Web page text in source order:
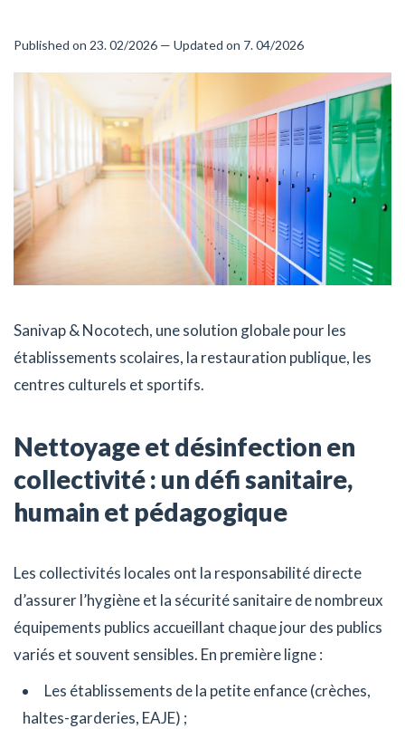
Published on 23. 02/2026 — Updated on 7. 04/2026
Sanivap & Nocotech, une solution globale pour les
établissements scolaires, la restauration publique, les
centres culturels et sportifs.
Nettoyage et désinfection en
collectivité : un défi sanitaire,
humain et pédagogique
Les collectivités locales ont la responsabilité directe
d’assurer l’hygiène et la sécurité sanitaire de nombreux
équipements publics accueillant chaque jour des publics
variés et souvent sensibles. En première ligne :
Les établissements de la petite enfance (crèches,
haltes-garderies, EAJE) ;